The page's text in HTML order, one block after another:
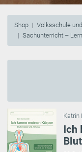
Shop Volksschule
Sachunterricht –
Katrin
Ich